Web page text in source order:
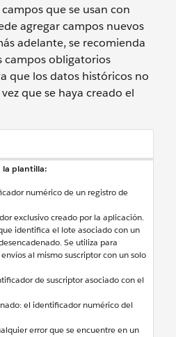
que se usan con
agregar campos nuevos
adelante, se recomienda
campos obligatorios
que los datos históricos no
que se haya creado el
plantilla:
numérico de un registro de
exclusivo creado por la aplicación.
identifica el lote asociado con un
Se utiliza para
al mismo suscriptor con un solo
de suscriptor asociado con el
el identificador numérico del
error que se encuentre en un